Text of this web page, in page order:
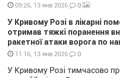
09:26, 13 янв 2026 0
У Кривому Розі в лікарні
отримав тяжкі поранення
ракетної атаки ворога по
11:16, 13 янв 2026 0
У Кривому Розі тимчасово